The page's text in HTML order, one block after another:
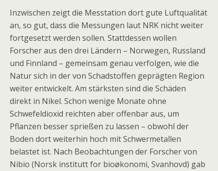
Inzwischen zeigt die Messtation dort gute Luftqualität
an, so gut, dass die Messungen laut NRK nicht weiter
fortgesetzt werden sollen. Stattdessen wollen
Forscher aus den drei Ländern – Norwegen, Russland
und Finnland – gemeinsam genau verfolgen, wie die
Natur sich in der von Schadstoffen geprägten Region
weiter entwickelt. Am stärksten sind die Schäden
direkt in Nikel. Schon wenige Monate ohne
Schwefeldioxid reichten aber offenbar aus, um
Pflanzen besser sprießen zu lassen – obwohl der
Boden dort weiterhin hoch mit Schwermetallen
belastet ist. Nach Beobachtungen der Forscher von
Nibio (Norsk institutt for bioøkonomi, Svanhovd) gab